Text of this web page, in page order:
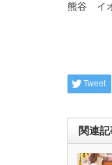
熊谷 イオ
Tweet
関連